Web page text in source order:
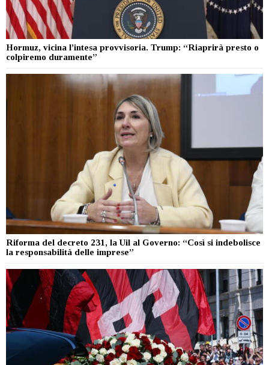
Hormuz, vicina l’intesa provvisoria. Trump: “Riaprirà presto o
colpiremo duramente”
Riforma del decreto 231, la Uil al Governo: “Così si indebolisce
la responsabilità delle imprese”